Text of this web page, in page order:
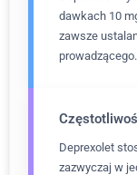
dawkach 10
zawsze
prowadzącego.
Deprexolet
zazwyczaj w